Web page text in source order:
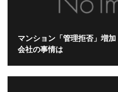
マンション「管理拒否」増
会社の事情は